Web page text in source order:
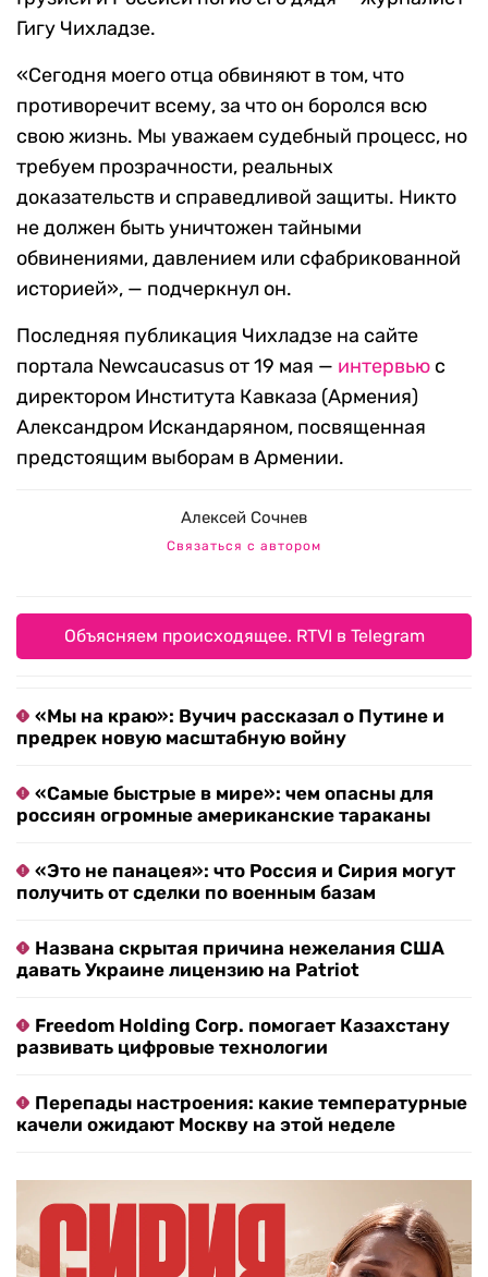
Гигу Чихладзе.
«Сегодня моего отца обвиняют в том, что
противоречит всему, за что он боролся всю
свою жизнь. Мы уважаем судебный процесс, но
требуем прозрачности, реальных
доказательств и справедливой защиты. Никто
не должен быть уничтожен тайными
обвинениями, давлением или сфабрикованной
историей», — подчеркнул он.
Последняя публикация Чихладзе на сайте
портала Newcaucasus от 19 мая — интервью с
директором Института Кавказа (Армения)
Александром Искандаряном, посвященная
предстоящим выборам в Армении.
Алексей Сочнев
Связаться с автором
Объясняем происходящее. RTVI в Telegram
«Мы на краю»: Вучич рассказал о Путине и
предрек новую масштабную войну
«Самые быстрые в мире»: чем опасны для
россиян огромные американские тараканы
«Это не панацея»: что Россия и Сирия могут
получить от сделки по военным базам
Названа скрытая причина нежелания США
давать Украине лицензию на Patriot
Freedom Holding Corp. помогает Казахстану
развивать цифровые технологии
Перепады настроения: какие температурные
качели ожидают Москву на этой неделе